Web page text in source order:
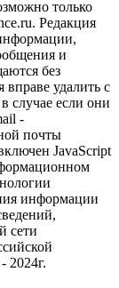
только
Редакция
и
без
вправе удалить с
случае если они
-
почты
JavaScript
информации
сети